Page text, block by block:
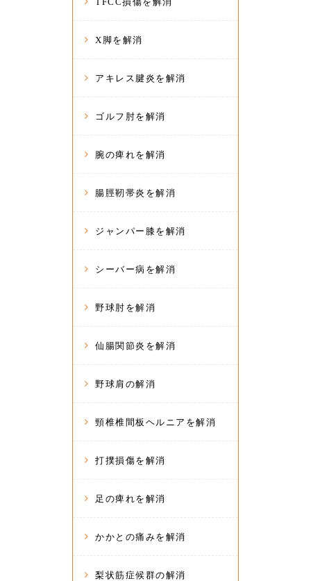
X脚を解消
アキレス腱炎を解消
ゴルフ肘を解消
腕の痺れを解消
腸脛靭帯炎を解消
ジャンパー膝を解消
シーバー病を解消
野球肘を解消
仙腸関節炎を解消
野球肩の解消
頸椎椎間板ヘルニアを解消
打撲損傷を解消
足の痺れを解消
かかとの痛みを解消
梨状筋症候群の解消